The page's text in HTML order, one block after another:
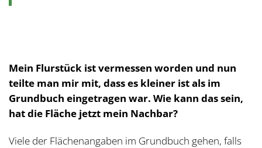
Mein Flurstück ist vermessen worden und nun
teilte man mir mit, dass es kleiner ist als im
Grundbuch eingetragen war. Wie kann das sein,
hat die Fläche jetzt mein Nachbar?
Viele der Flächenangaben im Grundbuch gehen, falls